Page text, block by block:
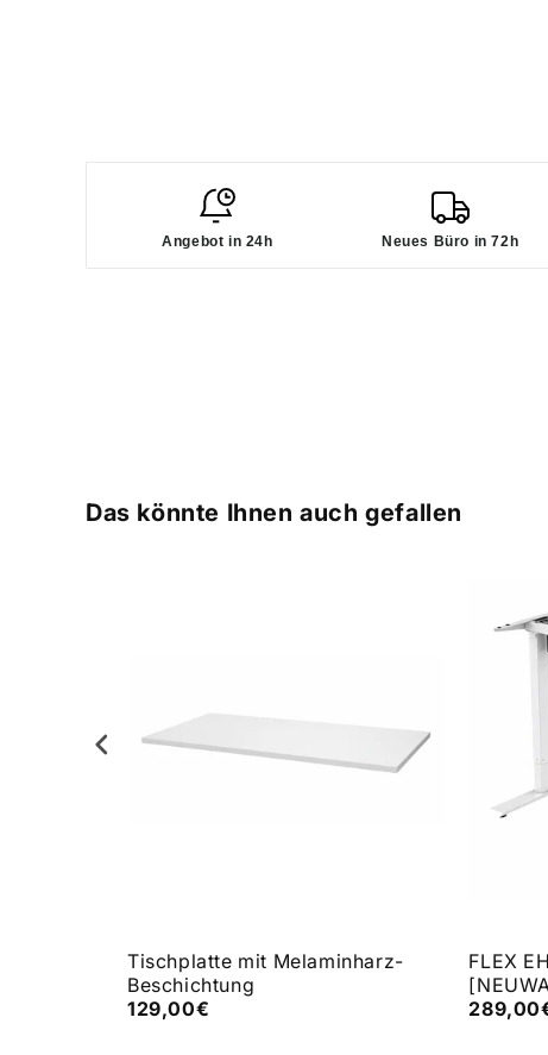
Angebot in 24h Neues Büro in 72h
Das könnte Ihnen auch gefallen
Tischplatte mit Melaminharz-
Beschichtung
129,00€
FLEX